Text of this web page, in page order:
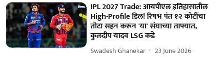
IPL 2027 Trade: आयपीएल इतिहासातील
High-Profile डिल! रिषभ पंत १२ कोटींचा
तोटा सहन करून 'या' संघाच्या ताफ्यात,
कुलदीप यादव LSG कडे
Swadesh Ghanekar 23 June 2026